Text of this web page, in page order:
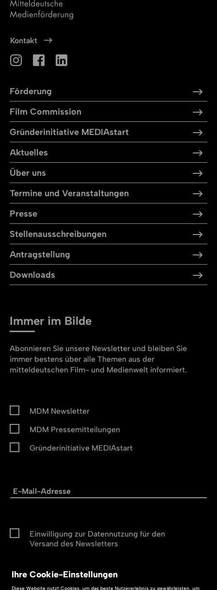
Kontakt
Förderung
Film Commission
Gründerinitiative MEDIAstart
Aktuelles
Über uns
Termine und Veranstaltungen
Presse
Stellen­aus­schreibungen
Antragstellung
Downloads
Immer im Bilde
Abonnieren Sie unsere Newsletter und bleiben Sie
immer bestens über alle Themen aus der
mitteldeutschen Film- und Medienwelt informiert.
MDM Newsletter
MDM Pressemitteilungen
Gründerinitiative MEDIAstart
Einwilligung zur Datennutzung für den
Versand des Newsletters
Ihre Cookie-Einstellungen
Diese Website nutzt Cookies, um das beste Nutzererlebnis zu gewährleisten, um